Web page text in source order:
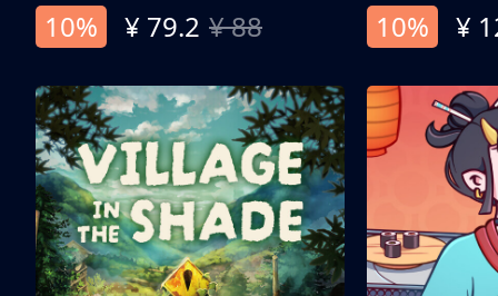
10%
¥ 79.2 ¥ 88
10%
¥